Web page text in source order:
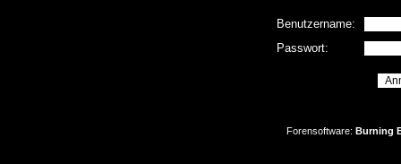
Benutzername:
Passwort:
Forensoftware: Burning